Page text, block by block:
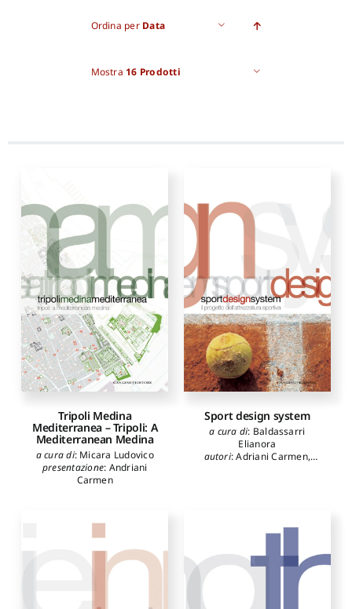
Ordina per Data
Mostra 16 Prodotti
Tripoli Medina
Mediterranea – Tripoli: A
Mediterranean Medina
a cura di: Micara Ludovico
presentazione: Andriani
Carmen
Sport design system
a cura di: Baldassarri
Elianora
autori:Adriani Carmen,
Sadler Marc,Vallicelli